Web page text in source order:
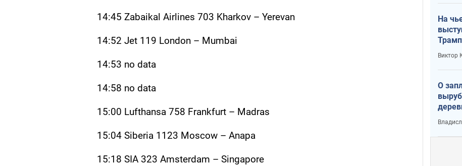
14:45 Zabaikal Airlines 703 Kharkov – Yerevan
14:52 Jet 119 London – Mumbai
14:53 no data
14:58 no data
15:00 Lufthansa 758 Frankfurt – Madras
15:04 Siberia 1123 Moscow – Anapa
15:18 SIA 323 Amsterdam – Singapore
На
Виктор
О
что